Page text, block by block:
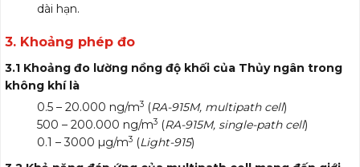
dài hạn.
3. Khoảng phép đo
3.1 Khoảng đo lường nồng độ khối của Thủy ngân trong
không khí là
0.5 – 20.000 ng/m3 (RA-915M, multipath cell)
500 – 200.000 ng/m3 (RA-915M, single-path cell)
0.1 – 3000 µg/m3 (Light-915)